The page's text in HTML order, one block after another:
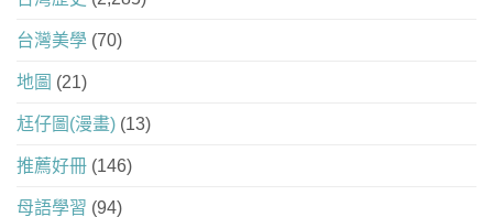
台灣美學 (70)
地圖 (21)
尪仔圖(漫畫) (13)
推薦好冊 (146)
母語學習 (94)